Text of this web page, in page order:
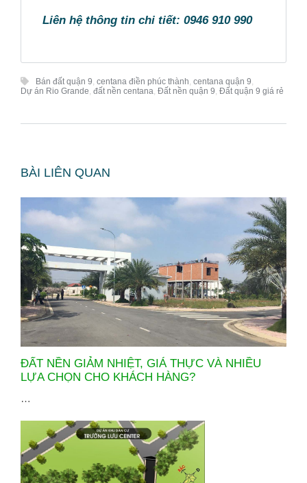
Liên hệ thông tin chi tiết: 0946 910 990
Bán đất quận 9, centana điền phúc thành, centana quận 9,
Dự án Rio Grande, đất nền centana, Đất nền quận 9, Đất quận 9 giá rẻ
BÀI LIÊN QUAN
ĐẤT NỀN GIẢM NHIỆT, GIÁ THỰC VÀ NHIỀU
LỰA CHỌN CHO KHÁCH HÀNG?
…